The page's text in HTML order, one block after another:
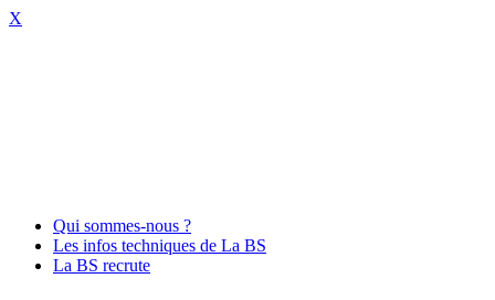
X
Qui sommes-nous ?
Les infos techniques de La BS
La BS recrute